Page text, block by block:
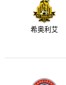
希奥利艾